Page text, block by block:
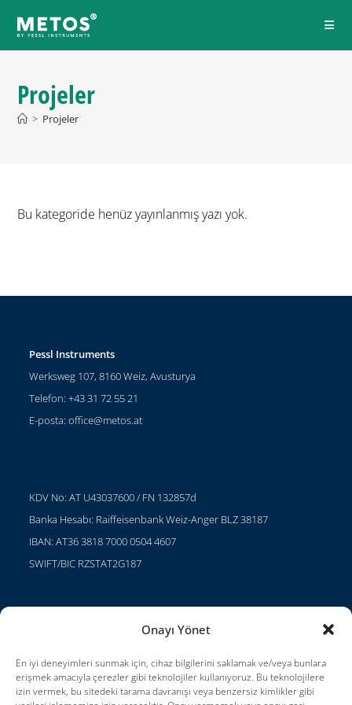
Onayı Yönet
En iyi deneyimleri sunmak için, cihaz bilgilerini saklamak ve/veya bunlara
erişmek amacıyla çerezler gibi teknolojiler kullanıyoruz. Bu teknolojilere
izin vermek, bu sitedeki tarama davranışı veya benzersiz kimlikler gibi
Projeler
> Projeler
Bu kategoride henüz yayınlanmış yazı yok.
Pessl Instruments
Werksweg 107, 8160 Weiz, Avusturya
Telefon: +43 31 72 55 21
E-posta:office@metos.at
KDV No: AT U43037600 / FN 132857d
Banka Hesabı: Raiffeisenbank Weiz-Anger BLZ 38187
IBAN: AT36 3818 7000 0504 4607
SWIFT/BIC RZSTAT2G187
Kariyer
Kullanım Koşulları